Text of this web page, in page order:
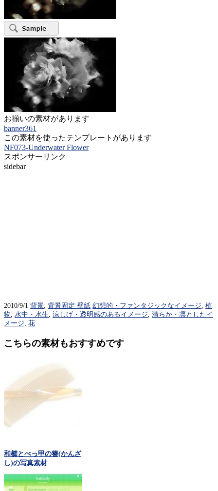
お揃いの素材があります
banner361
この素材を使ったテンプレートがあります
NF073-Underwater Flower
スポンサーリンク
sidebar
2010/9/1 背景 背景固定 壁紙 幻想的・ファンタジックなイメージ 植
物 水中・水生 涼しげ・透明感のあるイメージ 清らか・凛としたイ
メージ 花
こちらの素材もおすすめです
和櫛とべっ甲の簪(かんざ
し)の写真素材